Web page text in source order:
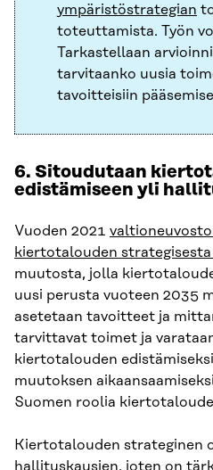
ympäristöstrategian
toteuttamista. Työn
Tarkastellaan
tarvitaanko uusia
tavoitteisiin
6. Sitoudutaan
edistämiseen yli
Vuoden 2021
kiertotalouden
muutosta, jolla
uusi perusta vuoteen 2035
asetetaan tavoitteet ja
tarvittavat toimet ja
kiertotalouden
muutoksen
Suomen roolia
Kiertotalouden strateginen
hallituskausien, joten on